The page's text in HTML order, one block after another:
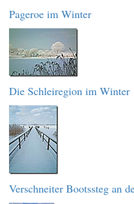
Pageroe im Winter
Die Schleiregion im Winter
Verschneiter Bootssteg an